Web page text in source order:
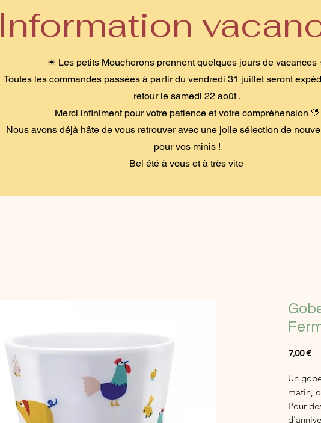
Information
☀ Les petits Moucherons prennent quelques jours de vacances
Toutes les commandes passées à partir du vendredi 31 juillet seront
retour le samedi 22 août .
Merci infiniment pour votre patience et votre compréhension 💛
Nous avons déjà hâte de vous retrouver avec une jolie sélection de
pour vos minis !
Bel été à vous et à très vite
7,00 €Prix
Un
matin,
Pour